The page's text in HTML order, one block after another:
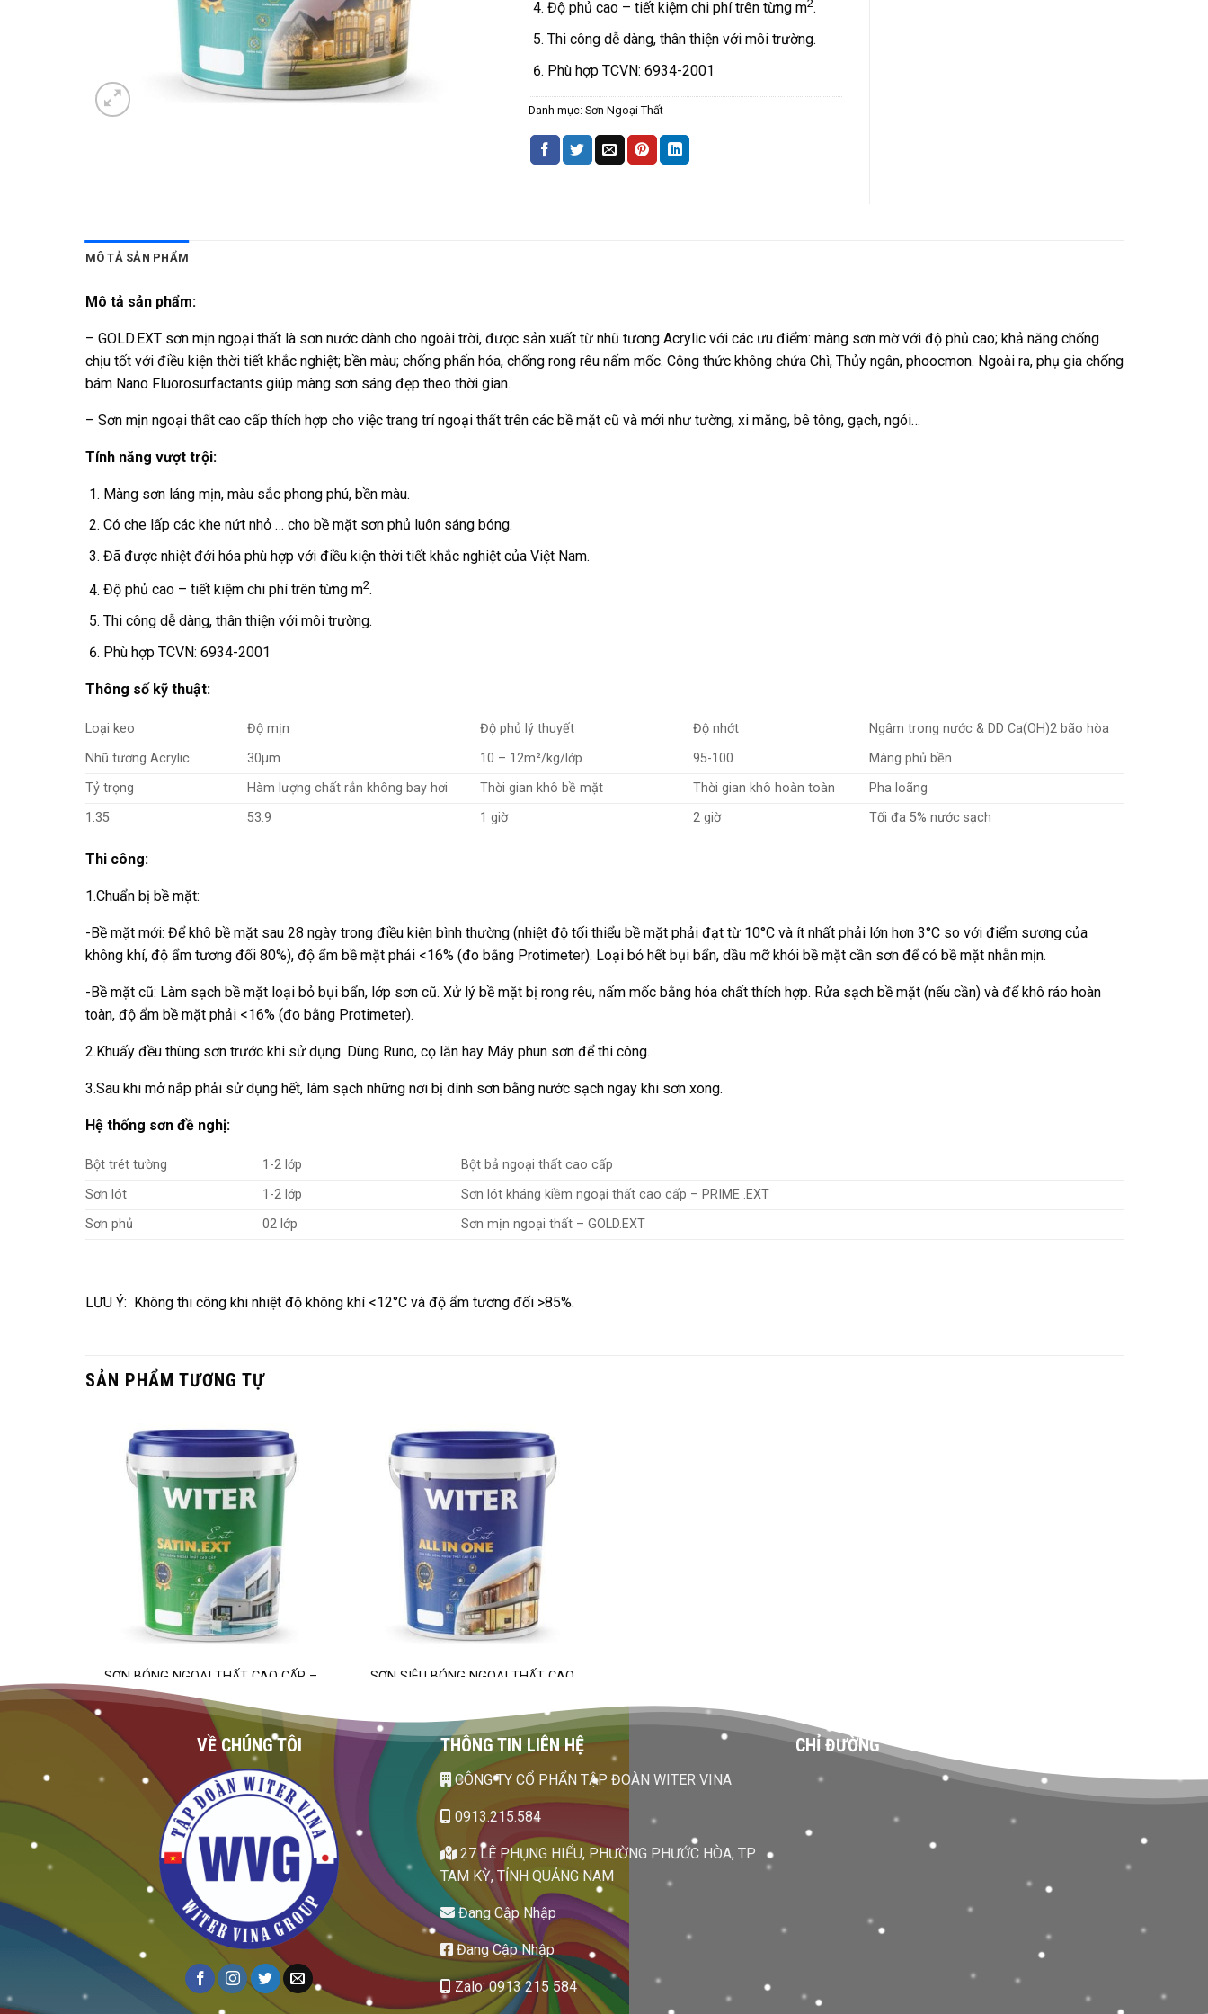
Độ phủ cao – tiết kiệm chi phí trên từng m2.
Thi công dễ dàng, thân thiện với môi trường.
Phù hợp TCVN: 6934-2001
Danh mục:Sơn Ngoại Thất
MÔ TẢ SẢN PHẨM
Mô tả sản phẩm:
– GOLD.EXT sơn mịn ngoại thất là sơn nước dành cho ngoài trời, được sản xuất từ nhũ tương Acrylic với các ưu điểm: màng sơn mờ với độ phủ cao; khả năng chống
chịu tốt với điều kiện thời tiết khắc nghiệt; bền màu; chống phấn hóa, chống rong rêu nấm mốc. Công thức không chứa Chì, Thủy ngân, phoocmon. Ngoài ra, phụ gia chống
bám Nano Fluorosurfactants giúp màng sơn sáng đẹp theo thời gian.
– Sơn mịn ngoại thất cao cấp thích hợp cho việc trang trí ngoại thất trên các bề mặt cũ và mới như tường, xi măng, bê tông, gạch, ngói…
Tính năng vượt trội:
Màng sơn láng mịn, màu sắc phong phú, bền màu.
Có che lấp các khe nứt nhỏ … cho bề mặt sơn phủ luôn sáng bóng.
Đã được nhiệt đới hóa phù hợp với điều kiện thời tiết khắc nghiệt của Việt Nam.
Độ phủ cao – tiết kiệm chi phí trên từng m2.
Thi công dễ dàng, thân thiện với môi trường.
Phù hợp TCVN: 6934-2001
Thông số kỹ thuật:
Loại keo Độ mịn Độ phủ lý thuyết Độ nhớt
Ngâm trong nước & DD Ca(OH)2 bão hòa
Nhũ tương Acrylic
30µm 10 – 12m²/kg/lớp 95-100
Màng phủ bền
Tỷ trọng
Hàm lượng chất rắn không bay hơi Thời gian khô bề mặt Thời gian khô hoàn toàn
Pha loãng
1.35
53.9 1 giờ 2 giờ Tối đa 5% nước sạch
Thi công:
1.Chuẩn bị bề mặt:
-Bề mặt mới: Để khô bề mặt sau 28 ngày trong điều kiện bình thường (nhiệt độ tối thiểu bề mặt phải đạt từ 10°C và ít nhất phải lớn hơn 3°C so với điểm sương của
không khí, độ ẩm tương đối 80%), độ ẩm bề mặt phải <16% (đo bằng Protimeter). Loại bỏ hết bụi bẩn, dầu mỡ khỏi bề mặt cần sơn để có bề mặt nhẵn mịn.
-Bề mặt cũ: Làm sạch bề mặt loại bỏ bụi bẩn, lớp sơn cũ. Xử lý bề mặt bị rong rêu, nấm mốc bằng hóa chất thích hợp. Rửa sạch bề mặt (nếu cần) và để khô ráo hoàn
toàn, độ ẩm bề mặt phải <16% (đo bằng Protimeter).
2.Khuấy đều thùng sơn trước khi sử dụng. Dùng Runo, cọ lăn hay Máy phun sơn để thi công.
3.Sau khi mở nắp phải sử dụng hết, làm sạch những nơi bị dính sơn bằng nước sạch ngay khi sơn xong.
Hệ thống sơn đề nghị:
Bột trét tường 1-2 lớp
Bột bả ngoại thất cao cấp
Sơn lót
1-2 lớp
Sơn lót kháng kiềm ngoại thất cao cấp – PRIME .EXT
Sơn phủ
02 lớp Sơn mịn ngoại thất – GOLD.EXT
LƯU Ý: Không thi công khi nhiệt độ không khí <12°C và độ ẩm tương đối >85%.
SẢN PHẨM TƯƠNG TỰ
SƠN BÓNG NGOẠI THẤT CAO CẤP –
SATIN.EXT
SƠN SIÊU BÓNG NGOẠI THẤT CAO
VỀ CHÚNG TÔI THÔNG TIN LIÊN HỆ
CÔNG TY CỔ PHẨN TẬP ĐOÀN WITER VINA
0913.215.584
27 LÊ PHỤNG HIỂU, PHƯỜNG PHƯỚC HÒA, TP
TAM KỲ, TỈNH QUẢNG NAM
Đang Cập Nhập
Đang Cập Nhập
Zalo: 0913 215 584
CHỈ ĐƯỜNG